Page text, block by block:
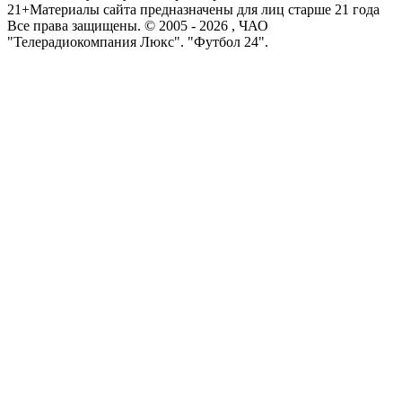
21+Материалы сайта предназначены для лиц старше 21 года
Все права защищены. © 2005 - 2026 , ЧАО
"Телерадиокомпания Люкс". "Футбол 24".